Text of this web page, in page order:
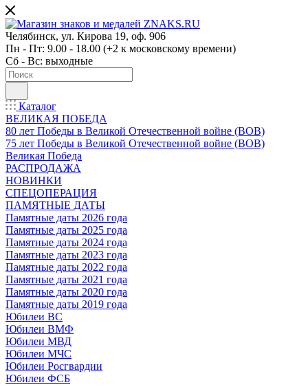
Челябинск, ул. Кирова 19, оф. 906
Пн - Пт: 9.00 - 18.00 (+2 к московскому времени)
Сб - Вс: выходные
Каталог
ВЕЛИКАЯ ПОБЕДА
80 лет Победы в Великой Отечественной войне (ВОВ)
75 лет Победы в Великой Отечественной войне (ВОВ)
Великая Победа
РАСПРОДАЖА
НОВИНКИ
СПЕЦОПЕРАЦИЯ
ПАМЯТНЫЕ ДАТЫ
Памятные даты 2026 года
Памятные даты 2025 года
Памятные даты 2024 года
Памятные даты 2023 года
Памятные даты 2022 года
Памятные даты 2021 года
Памятные даты 2020 года
Памятные даты 2019 года
Юбилеи ВС
Юбилеи ВМФ
Юбилеи МВД
Юбилеи МЧС
Юбилеи Росгвардии
Юбилеи ФСБ